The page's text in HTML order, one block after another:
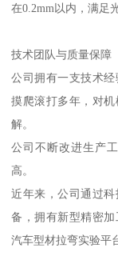
在0.2mm以内，满足
技术团队与质量保障
公司拥有一支技术
摸爬滚打多年，对
解。
公司不断改进生产
高。
近年来，公司通过
备，拥有新型精密
汽车型材拉弯实验平